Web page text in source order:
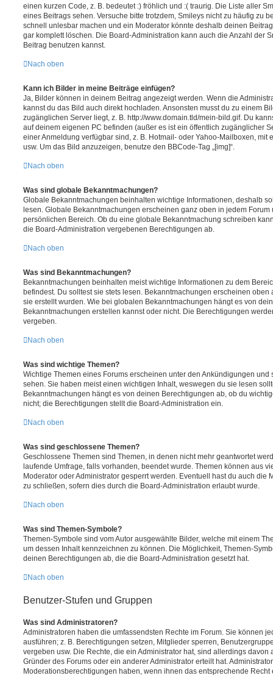
einen kurzen Code, z. B. bedeutet :) fröhlich und :( traurig. Die Liste aller
eines Beitrags sehen. Versuche bitte trotzdem, Smileys nicht zu häufig zu
schnell unlesbar machen und ein Moderator könnte deshalb deinen
gar komplett löschen. Die Board-Administration kann auch die Anzahl der
Beitrag benutzen kannst.
Nach oben
Kann ich Bilder in meine Beiträge einfügen?
Ja, Bilder können in deinem Beitrag angezeigt werden. Wenn die
kannst du das Bild auch direkt hochladen. Ansonsten musst du zu einem
zugänglichen Server liegt, z. B. http://www.domain.tld/mein-bild.gif. Du
auf deinem eigenen PC befinden (außer es ist ein öffentlich zugänglicher
einer Anmeldung verfügbar sind, z. B. Hotmail- oder Yahoo-Mailboxen, mit
usw. Um das Bild anzuzeigen, benutze den BBCode-Tag „[img]“.
Nach oben
Was sind globale Bekanntmachungen?
Globale Bekanntmachungen beinhalten wichtige Informationen, deshalb
lesen. Globale Bekanntmachungen erscheinen ganz oben in jedem
persönlichen Bereich. Ob du eine globale Bekanntmachung schreiben
die Board-Administration vergebenen Berechtigungen ab.
Nach oben
Was sind Bekanntmachungen?
Bekanntmachungen beinhalten meist wichtige Informationen zu dem
befindest. Du solltest sie stets lesen. Bekanntmachungen erscheinen oben
sie erstellt wurden. Wie bei globalen Bekanntmachungen hängt es von
Bekanntmachungen erstellen kannst oder nicht. Die Berechtigungen
vergeben.
Nach oben
Was sind wichtige Themen?
Wichtige Themen eines Forums erscheinen unter den Ankündigungen und
sehen. Sie haben meist einen wichtigen Inhalt, weswegen du sie lesen
Bekanntmachungen hängt es von deinen Berechtigungen ab, ob du
nicht; die Berechtigungen stellt die Board-Administration ein.
Nach oben
Was sind geschlossene Themen?
Geschlossene Themen sind Themen, in denen nicht mehr geantwortet
laufende Umfrage, falls vorhanden, beendet wurde. Themen können aus
Moderator oder Administrator gesperrt werden. Eventuell hast du auch die
zu schließen, sofern dies durch die Board-Administration erlaubt wurde.
Nach oben
Was sind Themen-Symbole?
Themen-Symbole sind vom Autor ausgewählte Bilder, welche mit einem
um dessen Inhalt kennzeichnen zu können. Die Möglichkeit, Themen-
deinen Berechtigungen ab, die die Board-Administration gesetzt hat.
Nach oben
Benutzer-Stufen und Gruppen
Was sind Administratoren?
Administratoren haben die umfassendsten Rechte im Forum. Sie können
ausführen; z. B. Berechtigungen setzen, Mitglieder sperren,
vergeben usw. Die Rechte, die ein Administrator hat, sind allerdings
Gründer des Forums oder ein anderer Administrator erteilt hat.
Moderationsberechtigungen haben, wenn ihnen das entsprechende Recht